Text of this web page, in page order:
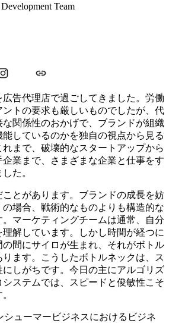
Team
告代理店で過ごしてきました。労働
トの要求も厳しいものでしたが、代
関係性のおかげで、ブランドが組織
しているのかを独自の視点から見る
まで、破壊的なスタートアップから
業まで、さまざまな企業と仕事をす
た。
とがあります。ブランドの成長を妨
場合、戦術的なものよりも構造的な
。マーケティングチームは通常、自分
解しています。しかし時間が経つに
間にサイロが生まれ、それがボトル
ます。こうしたボトルネックは、ス
にしがちです。今日の主にアルゴリズ
システムでは、スピードと俊敏性こそ
シューマービジネスにおけるビジネ